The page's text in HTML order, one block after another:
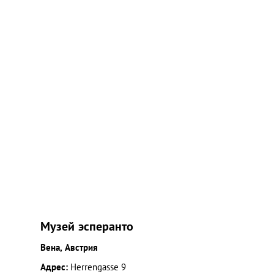
Музей эсперанто
Вена, Австрия
Адрес: Herrengasse 9